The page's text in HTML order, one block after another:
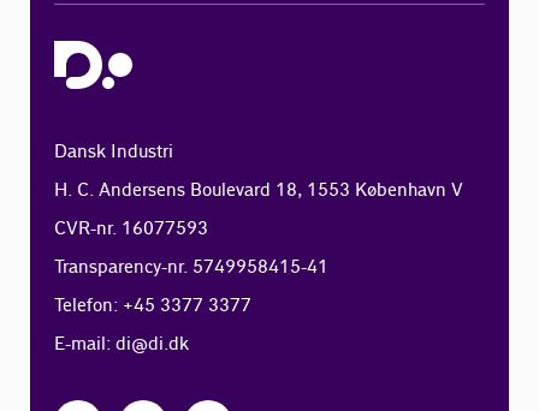
Dansk Industri
H. C. Andersens Boulevard 18, 1553 København V
CVR-nr. 16077593
Transparency-nr. 5749958415-41
Telefon: +45 3377 3377
E-mail:di@di.dk